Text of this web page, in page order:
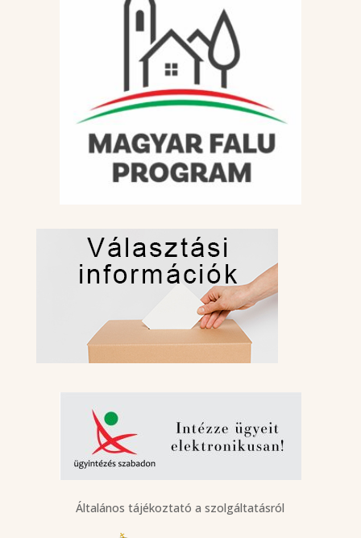
Általános tájékoztató a szolgáltatásról